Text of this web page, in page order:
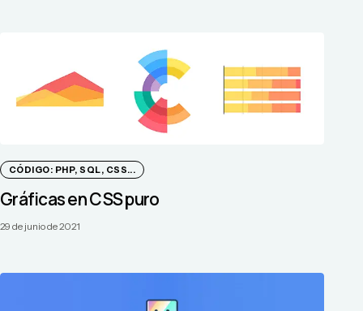
CÓDIGO: PHP, SQL, CSS...
Gráficas en CSS puro
29 de junio de 2021